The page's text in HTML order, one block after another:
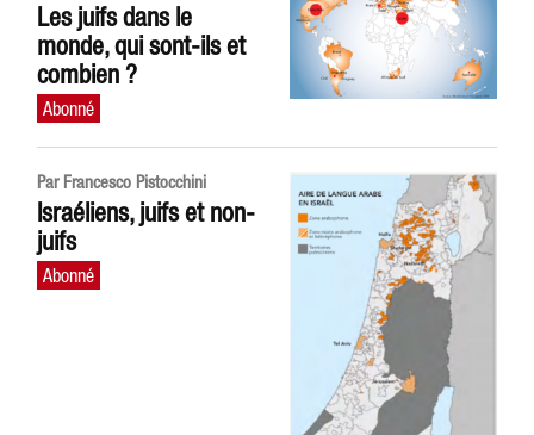
Les juifs dans le
monde, qui sont-ils et
combien ?
Par Francesco Pistocchini
Israéliens, juifs et non-
juifs